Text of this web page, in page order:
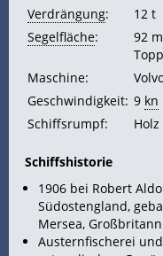
Verdrängung:
12 t
Segelfläche: 92
Maschine:
Geschwindigkeit: 9 kn
Schiffsrumpf:
Holz
Schiffshistorie
1906 bei Robert
Südostengland,
Mersea,
Austernfischerei